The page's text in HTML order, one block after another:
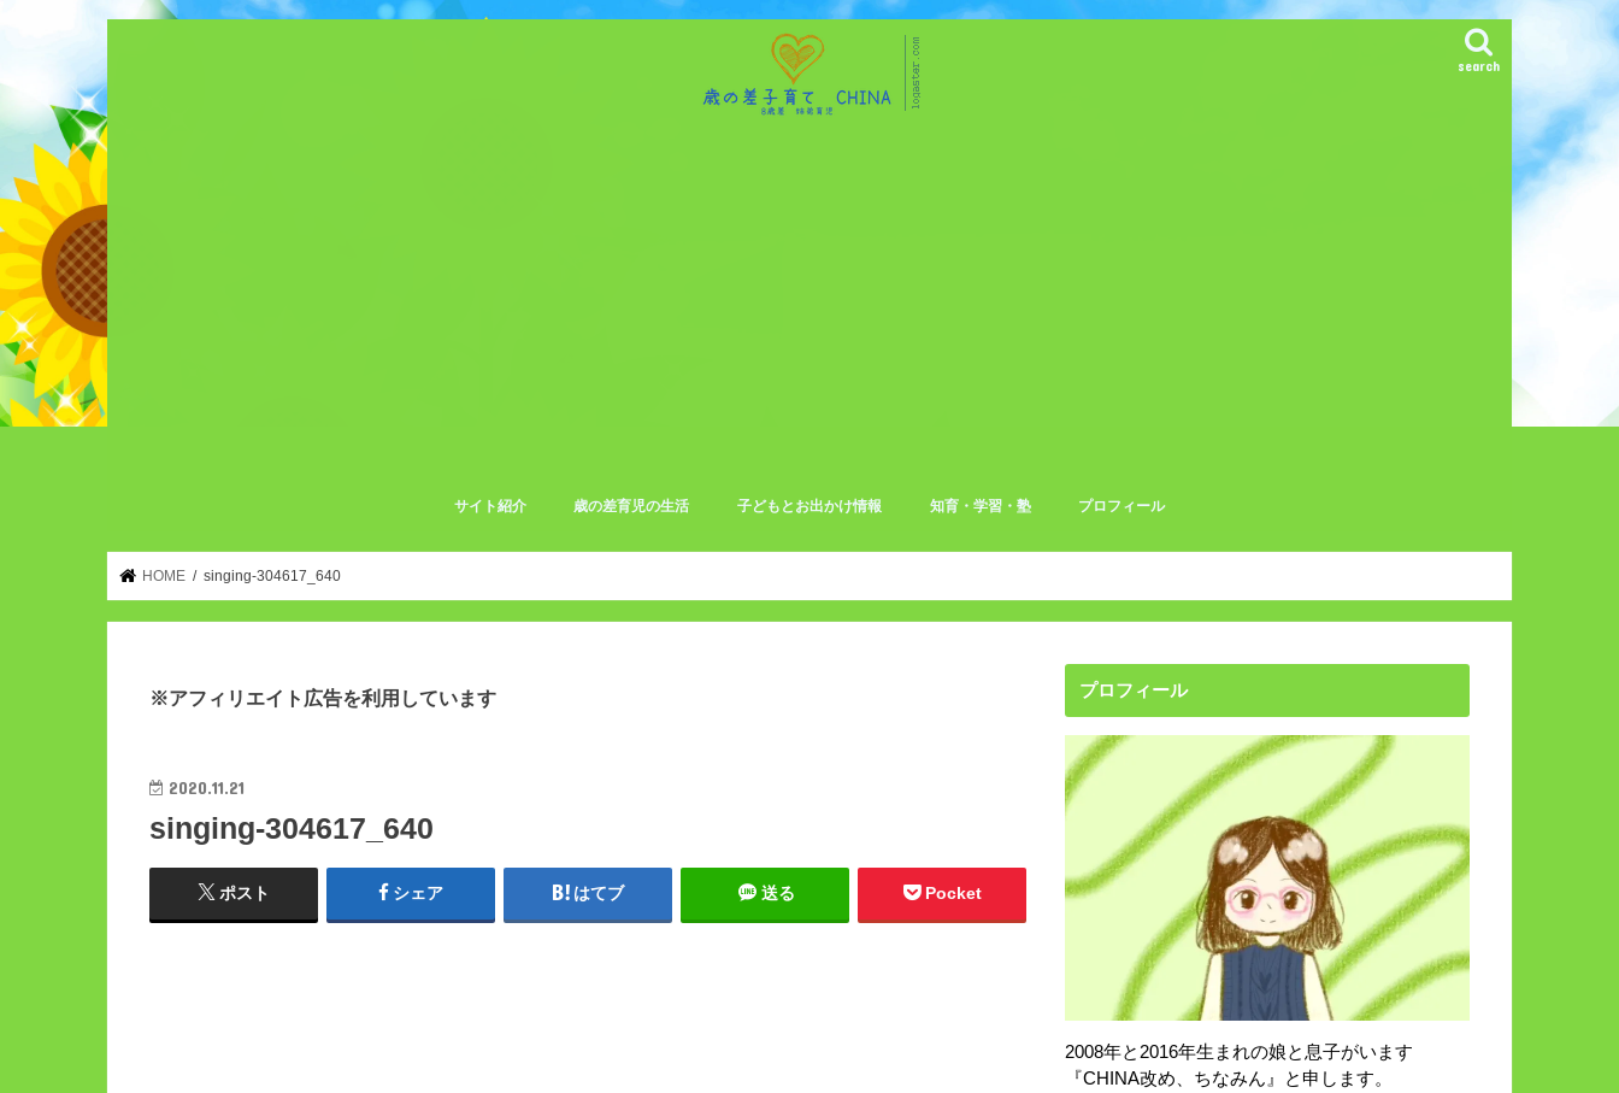
search
サイト紹介 歳の差育児の生活
保育園・幼稚園の転園方法
子どもとお出かけ情報 知育・学習・塾 プロフィール
HOME singing-304617_640
※アフィリエイト広告を利用しています
2020.11.21
singing-304617_640
ポスト シェア はてブ 送る Pocket
プロフィール
2008年と2016年生まれの娘と息子がいます
『CHINA改め、ちなみん』と申します。